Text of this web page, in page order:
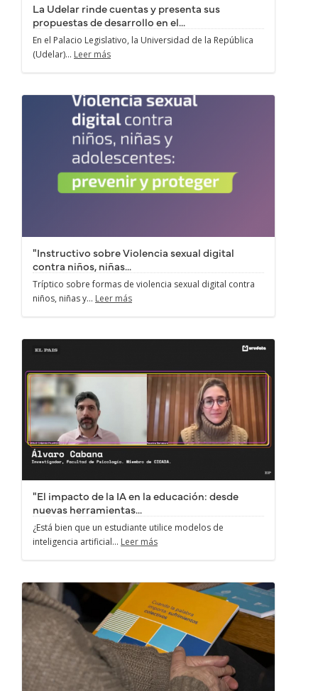
La Udelar rinde cuentas y presenta sus
propuestas de desarrollo en el...
En el Palacio Legislativo, la Universidad de la República
(Udelar)... Leer más
"Instructivo sobre Violencia sexual digital
contra niños, niñas...
Tríptico sobre formas de violencia sexual digital contra
niños, niñas y... Leer más
"El impacto de la IA en la educación: desde
nuevas herramientas...
¿Está bien que un estudiante utilice modelos de
inteligencia artificial... Leer más